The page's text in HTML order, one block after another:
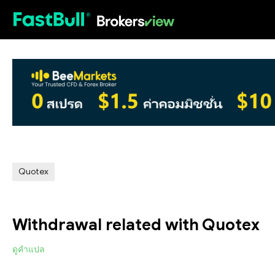
Quotex
Withdrawal related with Quotex
ดูคำแปล